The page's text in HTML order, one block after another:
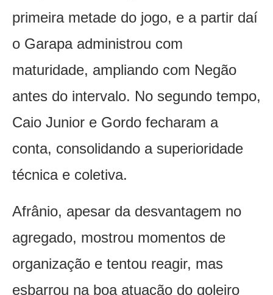
primeira metade do jogo, e a partir daí
o Garapa administrou com
maturidade, ampliando com Negão
antes do intervalo. No segundo tempo,
Caio Junior e Gordo fecharam a
conta, consolidando a superioridade
técnica e coletiva.
Afrânio, apesar da desvantagem no
agregado, mostrou momentos de
organização e tentou reagir, mas
esbarrou na boa atuação do goleiro